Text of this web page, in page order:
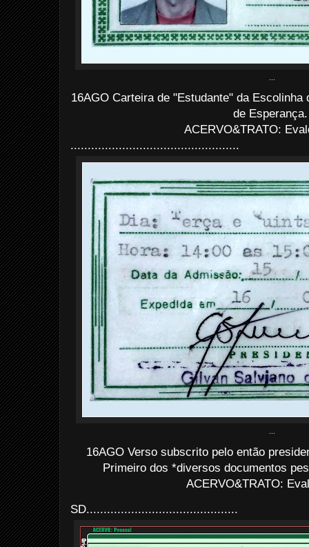
16AGO Carteira de "Estudante" da
de
ACERVO&TRATO:
.................................................
16AGO Verso subscrito pelo então
Primeiro dos*diversos documentos
ACERVO&TRATO:
SD............................................